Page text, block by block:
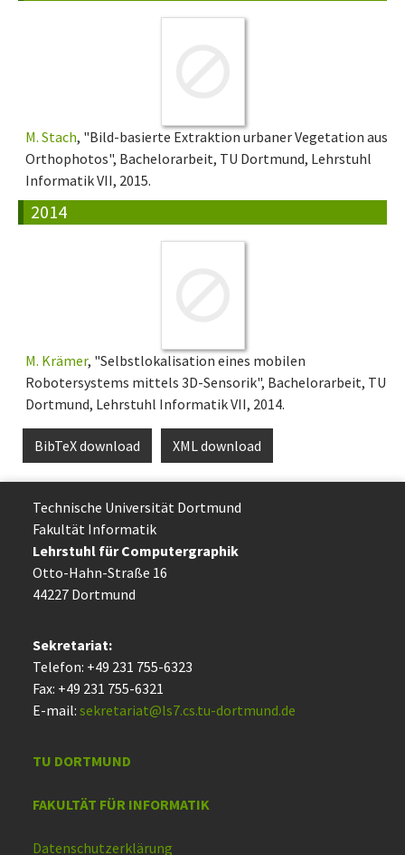
M. Stach, "Bild-basierte Extraktion urbaner Vegetation aus
Orthophotos", Bachelorarbeit, TU Dortmund, Lehrstuhl
Informatik VII, 2015.
2014
M. Krämer, "Selbstlokalisation eines mobilen
Robotersystems mittels 3D-Sensorik", Bachelorarbeit, TU
Dortmund, Lehrstuhl Informatik VII, 2014.
BibTeX download XML download
Technische Uni­ver­si­tät Dort­mund
Fakultät Informatik
Lehrstuhl für Computergraphik
Otto-Hahn-Straße 16
44227 Dort­mund
Sekretariat:
Telefon: +49 231 755-6323
Fax: +49 231 755-6321
E-mail: sekretariat@ls7.cs.tu-dortmund.de
TU DORTMUND
FAKULTÄT FÜR INFORMATIK
Datenschutzerklärung